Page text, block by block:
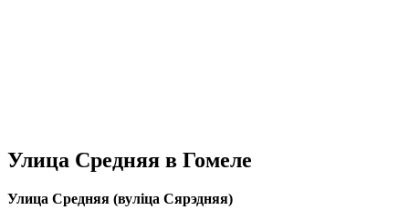
Улица Средняя в Гомеле
Улица Средняя (вулiца Сярэдняя)